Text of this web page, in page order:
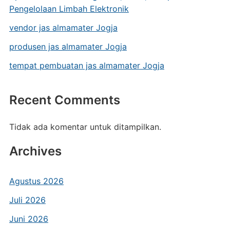
Pengelolaan Limbah Elektronik
vendor jas almamater Jogja
produsen jas almamater Jogja
tempat pembuatan jas almamater Jogja
Recent Comments
Tidak ada komentar untuk ditampilkan.
Archives
Agustus 2026
Juli 2026
Juni 2026